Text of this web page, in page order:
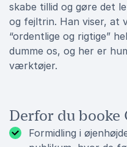
skabe tillid og gøre det
og fejltrin. Han viser, at
“ordentlige og rigtige”
dumme os, og her er
værktøjer.
Derfor du booke
Formidling i